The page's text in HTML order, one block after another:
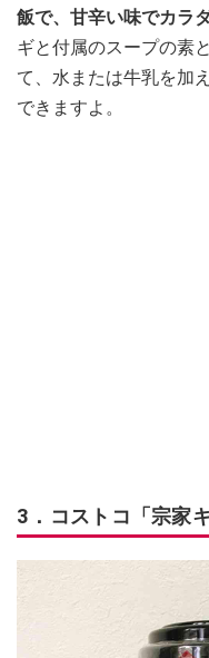
飯で、甘辛い味でカラ
ギと付属のスープの素
て、水または牛乳を加
できますよ。
3．コストコ「宗家キ